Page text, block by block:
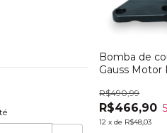
Bomba de
Gauss Motor
R$466,90
R$490,99
12 xde R$48,03